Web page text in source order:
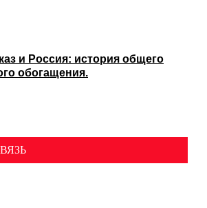
и Россия: история общего
обогащения.